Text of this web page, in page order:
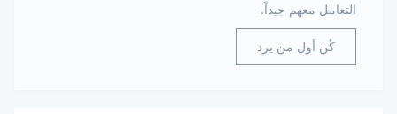
التعامل معهم جيداً.
كُن أول من يرد